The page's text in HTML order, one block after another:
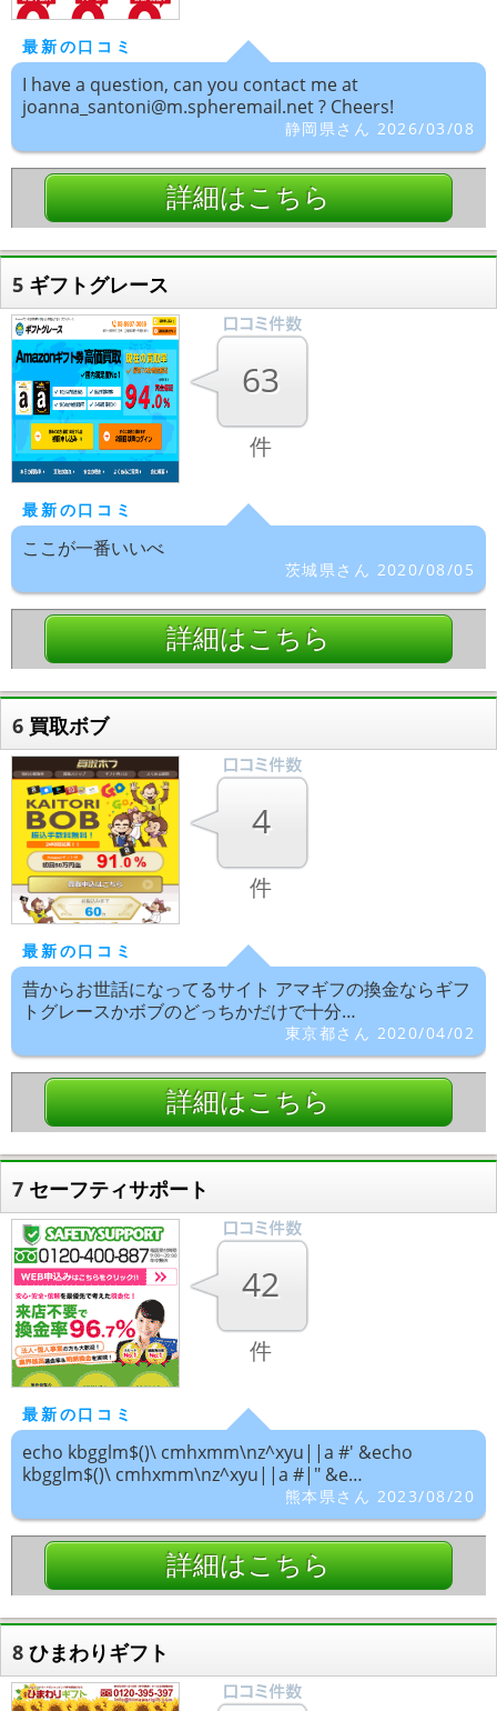
最新の口コミ
I have a question, can you contact me at
joanna_santoni@m.spheremail.net ? Cheers!
静岡県さん 2026/03/08
詳細はこちら
5 ギフトグレース
63
件
最新の口コミ
ここが一番いいべ
茨城県さん 2020/08/05
詳細はこちら
6 買取ボブ
4
件
最新の口コミ
昔からお世話になってるサイト アマギフの換金ならギフ
トグレースかボブのどっちかだけで十分…
東京都さん 2020/04/02
詳細はこちら
7 セーフティサポート
42
件
最新の口コミ
echo kbgglm$()\ cmhxmm\nz^xyu||a #' &echo
kbgglm$()\ cmhxmm\nz^xyu||a #|" &e…
熊本県さん 2023/08/20
詳細はこちら
8 ひまわりギフト